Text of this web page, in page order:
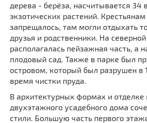
дерева - берёза, насчитывается 34
экзотических растений.
запрещалось, там могли отдыхать
друзья и родственники. На
располагалась пейзажная часть, а
плодовый сад. Также в парке был
островом, который был разрушен в
время чистки пруда.
В архитектурных формах и отделке
двухэтажного усадебного дома
стили. Большую часть первого